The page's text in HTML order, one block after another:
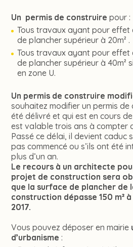
Un permis de construire pour :
Tous travaux ayant pour effet
de plancher supérieur à 20m² .
Tous travaux ayant pour effet
de plancher supérieur à 40m²
en zone U.
Un permis de construire
souhaitez modifier un permis
été délivré et qui est en cours
est valable trois ans à compter
Passé ce délai, il devient caduc
pas commencé ou s’ils ont été
plus d’un an.
Le recours à un architecte
projet de construction sera
que la surface de plancher de
construction dépasse 150 m²
2017.
Vous pouvez déposer en mairie
d’urbanisme :